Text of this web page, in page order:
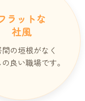
ラットな
社風
の垣根がなく
良い職場です。